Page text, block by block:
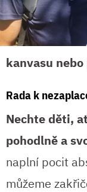
kanvasu
Rada k
Nechte děti,
pohodlně a
naplní pocit
můžeme